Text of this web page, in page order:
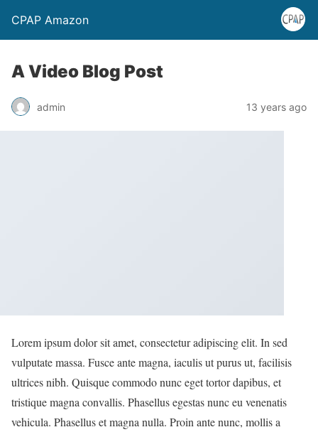
CPAP Amazon
A Video Blog Post
admin 13 years ago
Lorem ipsum dolor sit amet, consectetur adipiscing elit. In sed
vulputate massa. Fusce ante magna, iaculis ut purus ut, facilisis
ultrices nibh. Quisque commodo nunc eget tortor dapibus, et
tristique magna convallis. Phasellus egestas nunc eu venenatis
vehicula. Phasellus et magna nulla. Proin ante nunc, mollis a